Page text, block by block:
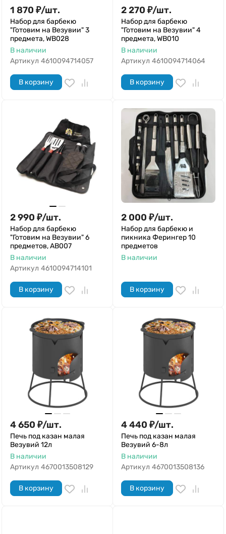
1 870 ₽/шт.
Набор для барбекю
"Готовим на Везувии" 3
предмета, WB028
В наличии
Артикул 4610094714057
В корзину
2 270 ₽/шт.
Набор для барбекю
"Готовим на Везувии" 4
предмета, WB010
В наличии
Артикул 4610094714064
В корзину
2 990 ₽/шт.
Набор для барбекю
"Готовим на Везувии" 6
предметов, AB007
В наличии
Артикул 4610094714101
В корзину
2 000 ₽/шт.
Набор для барбекю и
пикника Ферингер 10
предметов
В наличии
В корзину
4 650 ₽/шт.
Печь под казан малая
Везувий 12л
В наличии
Артикул 4670013508129
В корзину
4 440 ₽/шт.
Печь под казан малая
Везувий 6-8л
В наличии
Артикул 4670013508136
В корзину